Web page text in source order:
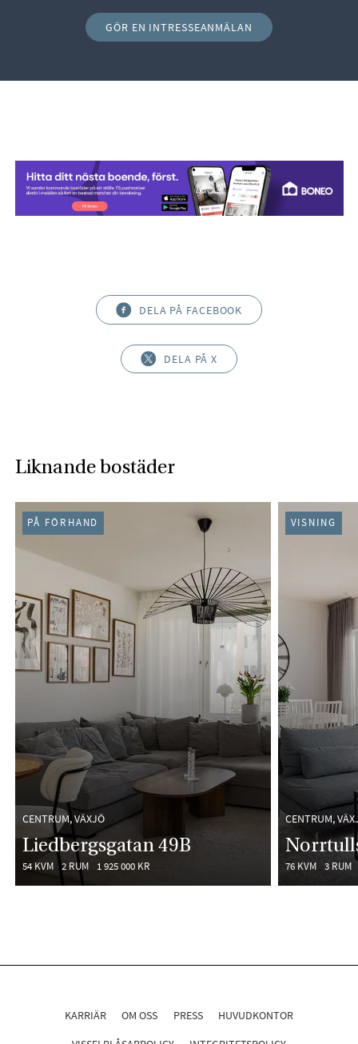
GÖR EN INTRESSEANMÄLAN
DELA PÅ FACEBOOK
DELA PÅ X
Liknande bostäder
CENTRUM, VÄXJÖ
Liedbergsgatan 49B
54 KVM 2 RUM 1 925 000 KR
PÅ FÖRHAND
CENTRUM,
76 KVM 3 RUM
VISNING
KARRIÄR OM OSS PRESS HUVUDKONTOR